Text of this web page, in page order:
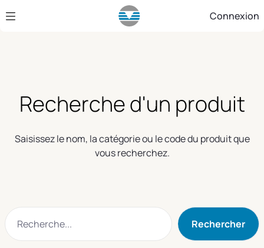
Saut au contenu principal Connexion
Recherche d'un produit
Saisissez le nom, la catégorie ou le code du produit que
vous recherchez.